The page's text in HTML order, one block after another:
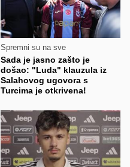
Spremni su na sve
Sada je jasno zašto je
došao: "Luda" klauzula iz
Salahovog ugovora s
Turcima je otkrivena!